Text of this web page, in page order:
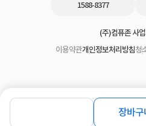
장바구
1588-8377
(주)컴퓨존 사
이용약관개인정보처리방침청